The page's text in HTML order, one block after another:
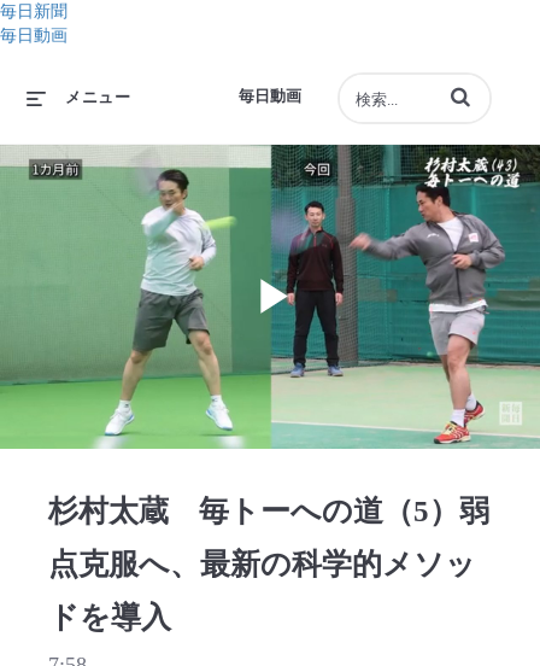
毎日新聞
毎日動画
毎日動画
メニュー 動画の検索語句
Play
杉村太蔵 毎トーへの道（5）弱
点克服へ、最新の科学的メソッ
ドを導入